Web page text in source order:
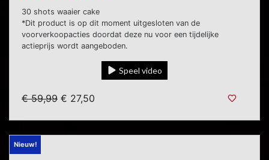
30 shots waaier cake
*Dit product is op dit moment uitgesloten van de
voorverkoopacties doordat deze nu voor een tijdelijke
actieprijs wordt aangeboden.
Speel video
€ 59,99 € 27,50
Nieuw!